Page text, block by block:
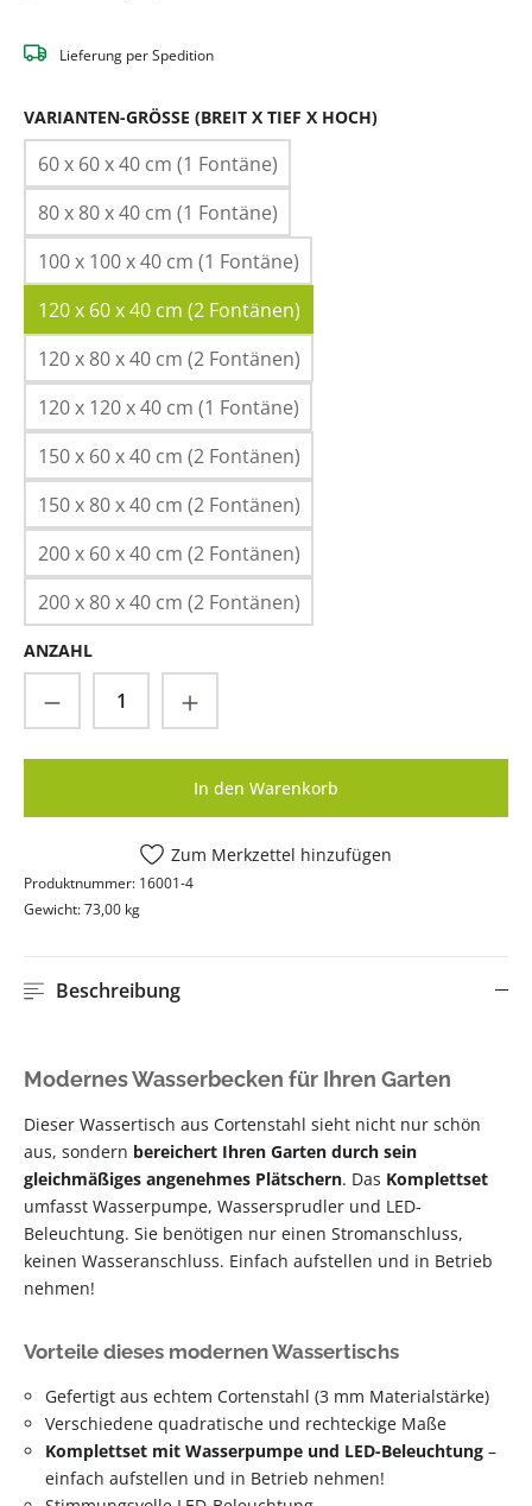
Lieferung per Spedition
VARIANTEN-GRÖSSE (BREIT X TIEF X HOCH) AUSWÄHLEN
60 x 60 x 40 cm (1 Fontäne)
80 x 80 x 40 cm (1 Fontäne)
100 x 100 x 40 cm (1 Fontäne)
120 x 60 x 40 cm (2 Fontänen)
120 x 80 x 40 cm (2 Fontänen)
120 x 120 x 40 cm (1 Fontäne)
150 x 60 x 40 cm (2 Fontänen)
150 x 80 x 40 cm (2 Fontänen)
200 x 60 x 40 cm (2 Fontänen)
200 x 80 x 40 cm (2 Fontänen)
ANZAHL
Produkt Anzahl: Gib den gewünschten
In den Warenkorb
Zum Merkzettel hinzufügen
Produktnummer: 16001-4
Gewicht:73,00 kg
Beschreibung
Modernes Wasserbecken für Ihren Garten
Dieser Wassertisch aus Cortenstahl sieht nicht nur schön
aus, sondern bereichert Ihren Garten durch sein
gleichmäßiges angenehmes Plätschern. Das Komplettset
umfasst Wasserpumpe, Wassersprudler und LED-
Beleuchtung. Sie benötigen nur einen Stromanschluss,
keinen Wasseranschluss. Einfach aufstellen und in Betrieb
nehmen!
Vorteile dieses modernen Wassertischs
Gefertigt aus echtem Cortenstahl (3 mm Materialstärke)
Verschiedene quadratische und rechteckige Maße
Komplettset mit Wasserpumpe und LED-Beleuchtung –
einfach aufstellen und in Betrieb nehmen!